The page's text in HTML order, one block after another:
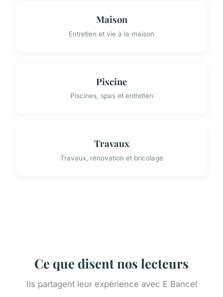
Maison
Entretien et vie à la maison
Piscine
Piscines, spas et entretien
Travaux
Travaux, rénovation et bricolage
Ce que disent nos lecteurs
Ils partagent leur expérience avec E Bancel